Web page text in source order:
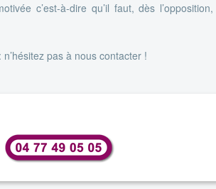
c’est-à-dire qu’il faut, dès
pas à nous contacter !